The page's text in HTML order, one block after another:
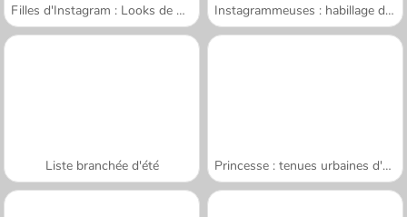
Filles d'Instagram : Looks de Noël Instagrammeuses : habillage d'Halloween
Liste branchée d'été Princesse : tenues urbaines d'été